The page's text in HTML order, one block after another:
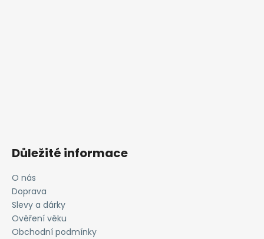
Důležité informace
O nás
Doprava
Slevy a dárky
Ověření věku
Obchodní podmínky